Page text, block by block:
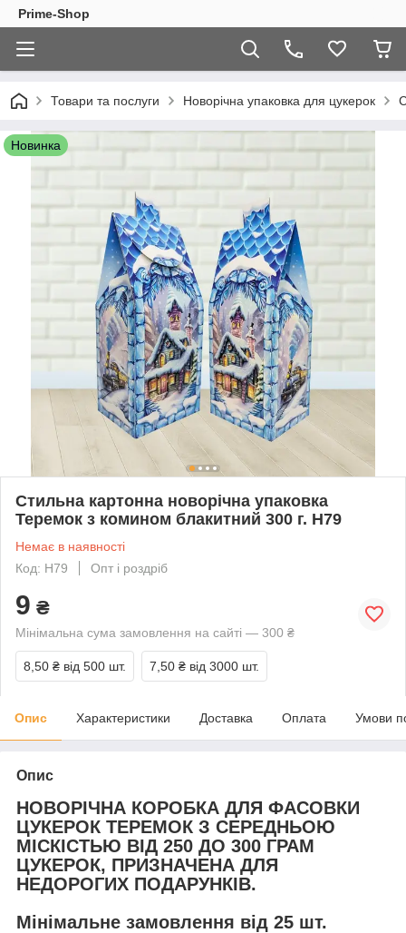
Prime-Shop
Товари та послуги Новорічна упаковка для цукерок
Новинка
Стильна картонна новорічна упаковка
Теремок з комином блакитний 300 г. Н79
Немає в наявності
Код: Н79
Опт і роздріб
9 ₴
Мінімальна сума замовлення на сайті — 300 ₴
8,50 ₴ від 500 шт. 7,50 ₴ від 3000 шт.
Опис Характеристики Доставка Оплата Умови
Опис
НОВОРІЧНА КОРОБКА ДЛЯ ФАСОВКИ
ЦУКЕРОК ТЕРЕМОК З СЕРЕДНЬОЮ
МІСКІСТЬЮ ВІД 250 ДО 300 ГРАМ
ЦУКЕРОК, ПРИЗНАЧЕНА ДЛЯ
НЕДОРОГИХ ПОДАРУНКІВ.
Мінімальне замовлення від 25 шт.